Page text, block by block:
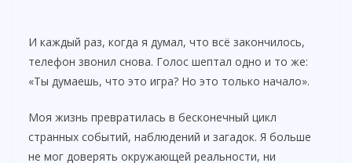
И каждый раз, когда я думал, что всё закончилось,
телефон звонил снова. Голос шептал одно и то же:
«Ты думаешь, что это игра? Но это только начало».
Моя жизнь превратилась в бесконечный цикл
странных событий, наблюдений и загадок. Я больше
не мог доверять окружающей реальности, ни